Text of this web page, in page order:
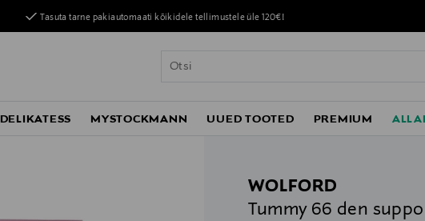
Tasuta tarne pakiautomaati kõikidele tellimustele üle 120€!
DELIKATESS MYSTOCKMANN UUED TOOTED PREMIUM
WOLFORD
Tummy 66 den